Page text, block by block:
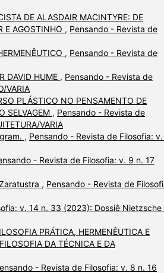
DE ALASDAIR MACINTYRE: DE
E AGOSTINHO , Pensando - Revista de
, Pensando - Revista de
DAVID HUME , Pensando - Revista de
VARIA
PLÁSTICO NO PENSAMENTO DE
SELVAGEM , Pensando - Revista de
VARIA
, Pensando - Revista de Filosofia:
- Revista de Filosofia: v. 9 n. 17
, Pensando - Revista de
v. 14 n. 33 (2023): Dossiê Nietzsche
PRÁTICA, HERMENÊUTICA E
DA TÉCNICA E DA
- Revista de Filosofia: v. 8 n. 16